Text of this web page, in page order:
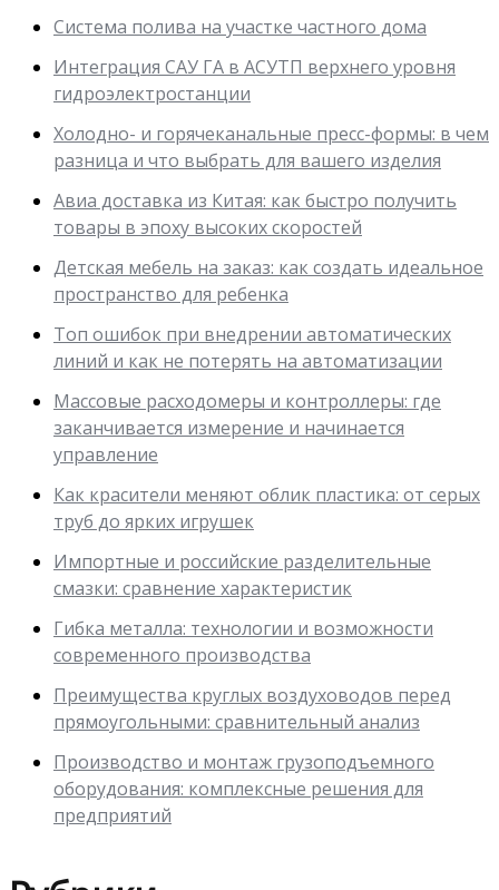
Система полива на участке частного дома
Интеграция САУ ГА в АСУТП верхнего уровня
гидроэлектростанции
Холодно- и горячеканальные пресс-формы: в чем
разница и что выбрать для вашего изделия
Авиа доставка из Китая: как быстро получить
товары в эпоху высоких скоростей
Детская мебель на заказ: как создать идеальное
пространство для ребенка
Топ ошибок при внедрении автоматических
линий и как не потерять на автоматизации
Массовые расходомеры и контроллеры: где
заканчивается измерение и начинается
управление
Как красители меняют облик пластика: от серых
труб до ярких игрушек
Импортные и российские разделительные
смазки: сравнение характеристик
Гибка металла: технологии и возможности
современного производства
Преимущества круглых воздуховодов перед
прямоугольными: сравнительный анализ
Производство и монтаж грузоподъемного
оборудования: комплексные решения для
предприятий